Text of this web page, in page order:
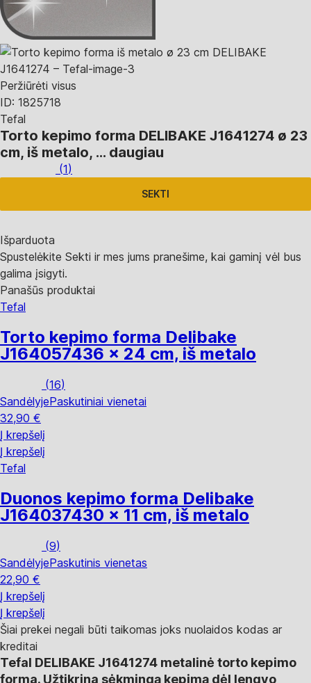
Peržiūrėti visus
ID: 1825718
Tefal
Torto kepimo forma DELIBAKE J1641274 ø 23
cm, iš metalo, … daugiau
(1)
SEKTI
Išparduota
Spustelėkite Sekti ir mes jums pranešime, kai gaminį vėl bus
galima įsigyti.
Panašūs produktai
Tefal
Torto kepimo forma Delibake
J164057436 x 24 cm, iš metalo
(16)
SandėlyjePaskutiniai vienetai
32,90 €
Į krepšelį
Į krepšelį
Tefal
Duonos kepimo forma Delibake
J164037430 x 11 cm, iš metalo
(9)
SandėlyjePaskutinis vienetas
22,90 €
Į krepšelį
Į krepšelį
Šiai prekei negali būti taikomas joks nuolaidos kodas ar
kreditai
Tefal DELIBAKE J1641274 metalinė torto kepimo
forma. Užtikrina sėkmingą kepimą dėl lengvo